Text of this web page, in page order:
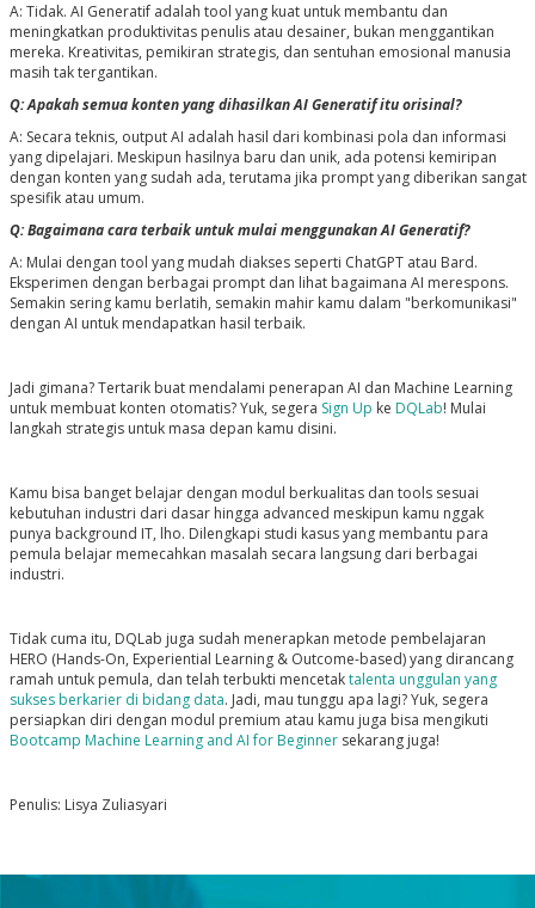
A: Tidak. AI Generatif adalah tool yang kuat untuk membantu dan
meningkatkan produktivitas penulis atau desainer, bukan menggantikan
mereka. Kreativitas, pemikiran strategis, dan sentuhan emosional manusia
masih tak tergantikan.
Q: Apakah semua konten yang dihasilkan AI Generatif itu orisinal?
A: Secara teknis, output AI adalah hasil dari kombinasi pola dan informasi
yang dipelajari. Meskipun hasilnya baru dan unik, ada potensi kemiripan
dengan konten yang sudah ada, terutama jika prompt yang diberikan sangat
spesifik atau umum.
Q: Bagaimana cara terbaik untuk mulai menggunakan AI Generatif?
A: Mulai dengan tool yang mudah diakses seperti ChatGPT atau Bard.
Eksperimen dengan berbagai prompt dan lihat bagaimana AI merespons.
Semakin sering kamu berlatih, semakin mahir kamu dalam "berkomunikasi"
dengan AI untuk mendapatkan hasil terbaik.
Jadi gimana? Tertarik buat mendalami penerapan AI dan Machine Learning
untuk membuat konten otomatis? Yuk, segera Sign Up ke DQLab! Mulai
langkah strategis untuk masa depan kamu disini.
Kamu bisa banget belajar dengan modul berkualitas dan tools sesuai
kebutuhan industri dari dasar hingga advanced meskipun kamu nggak
punya background IT, lho. Dilengkapi studi kasus yang membantu para
pemula belajar memecahkan masalah secara langsung dari berbagai
industri.
Tidak cuma itu, DQLab juga sudah menerapkan metode pembelajaran
HERO (Hands-On, Experiential Learning & Outcome-based) yang dirancang
ramah untuk pemula, dan telah terbukti mencetaktalenta unggulan yang
sukses berkarier di bidang data. Jadi, mau tunggu apa lagi? Yuk, segera
persiapkan diri dengan modul premium atau kamu juga bisa mengikuti
Bootcamp Machine Learning and AI for Beginnersekarang juga!
Penulis: Lisya Zuliasyari